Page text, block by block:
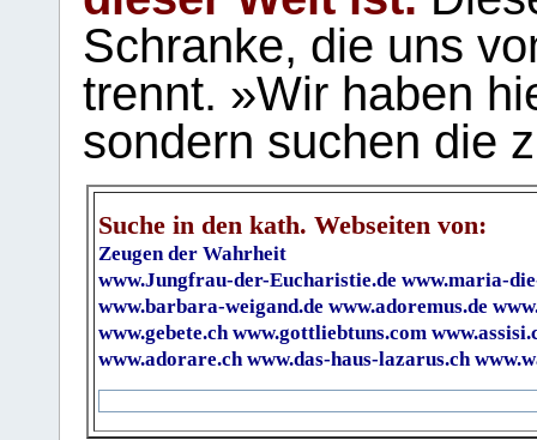
Schranke, die uns
trennt. »Wir haben
sondern suchen die
Suche in den kath. Webseiten von:
Zeugen der Wahrheit
www.Jungfrau-der-Eucharistie.de www.maria-
www.barbara-weigand.de www.adoremus.de
www.gebete.ch www.gottliebtuns.com
www.adorare.ch www.das-haus-lazarus.ch